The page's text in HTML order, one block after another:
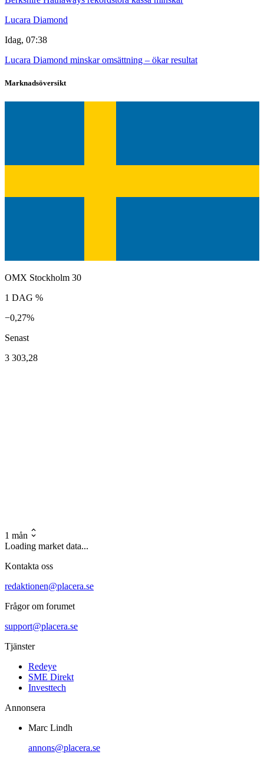
Lucara Diamond
Idag, 07:38
Lucara Diamond minskar omsättning – ökar resultat
Marknadsöversikt
OMX Stockholm 30
1 DAG %
−0,27%
Senast
3 303,28
1 mån
Loading market data...
Kontakta oss
redaktionen@placera.se
Frågor om forumet
support@placera.se
Tjänster
Redeye
SME Direkt
Investtech
Annonsera
Marc Lindh
annons@placera.se